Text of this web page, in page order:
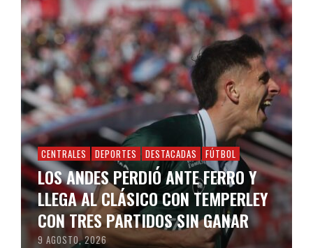
CENTRALES DEPORTES DESTACADAS FÚTBOL
LOS ANDES PERDIÓ ANTE FERRO Y
LLEGA AL CLÁSICO CON TEMPERLEY
CON TRES PARTIDOS SIN GANAR
9 AGOSTO, 2026